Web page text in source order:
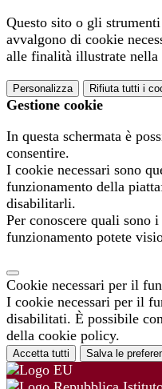
Questo sito o gli
avvalgono di cookie
alle finalità illustrate nella
Personalizza Rifiuta tutti i
Gestione cookie
In questa schermata è
consentire.
I cookie necessari sono
funzionamento della
disabilitarli.
Per conoscere quali sono
funzionamento potete
Cookie necessari per il
I cookie necessari per il
disabilitati. È possibile
della cookie policy.
Accetta tutti Salva le